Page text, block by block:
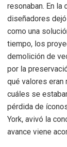
resonaban. En la
diseñadores
como una
tiempo, los
demolición de
por la
qué valores eran
cuáles se
pérdida de
York, avivó la
avance viene